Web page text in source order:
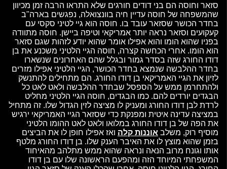
סזאר וחוסה הם בני דודים חורגים שלא התראו הרבה זמן מכיוון
שהמשפחה של חוסה עדיין חיה בוונצואלה, נפגשים בארה"ב
בחדר הכושר שסזאר עובד בו. חוסה הוא גיי לטיני סקסי עם
קעקועים וסזאר נראה יותר אמריקאי וטיפה ביישן. חוסה מתוודה
בפניו שהוא הומו והוא אפילו אומר שהוא יודע לזהות שגם סזאר
הוא הומו. אחרי הכחשה קצרה, חוסה הגיי הלטיני משכנע את בן
דודו החורג שזה בסדר גמור ובגלל שהם האחרונים שנשארו
בחדר ההלבשה שנמצא בחדר הכושר, הגיי הלטיני אפילו מזרים
לזיון את הגיי האמריקאי בן דודו החורג. הם מתחילים להתנשק
ולהתחרמן ממש על הספסל שבחדר ההלבשה ולאט לאט כל
הבגדים יורדים להם. כמו הבגדים, חוסה הגיי הלטיני מחליט
לרדת לבן דודו החורג ומעניק לו מציצה לזין הגדול שלו. זה מתחיל
במציצה עדינה איטית ומפנקת כדי שסזאר הגיי האמריקאי ירגיש
את הפה של בן דודו החורג במלואו ולאט לאט ההומו הלטיני
מוסיף רוק, משלב אוננות קלה ואז אפילו חופן לו את הביצים
בזמן שהוא מוצץ לו את האיבר הענק שלו. בן דודו החורג מלטף
אותו וגונח מרוב הנאה ונראה שהוא ממש מתלהב מהאיחוד
המשפחתי המיוחד הזה ומהפעם הראשונה שלו עם בן דודו